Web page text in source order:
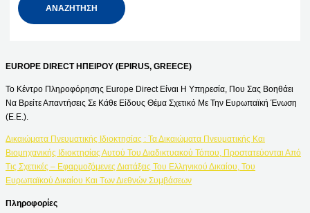
EUROPE DIRECT ΗΠΕΙΡΟΥ (EPIRUS, GREECE)
Το Κέντρο Πληροφόρησης Europe Direct Είναι Η Υπηρεσία, Που Σας Βοηθάει
Να Βρείτε Απαντήσεις Σε Κάθε Είδους Θέμα Σχετικό Με Την Ευρωπαϊκή Ένωση
(Ε.Ε.).
Δικαιώματα Πνευματικής Ιδιοκτησίας : Τα Δικαιώματα Πνευματικής Και
Βιομηχανικής Ιδιοκτησίας Αυτού Του Διαδικτυακού Τόπου, Προστατεύονται Από
Τις Σχετικές – Εφαρμοζόμενες Διατάξεις Του Ελληνικού Δικαίου, Του
Ευρωπαϊκού Δικαίου Και Των Διεθνών Συμβάσεων
Πληροφορίες